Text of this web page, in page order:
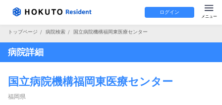
ログイン
トップページ / 病院検索 / 国立病院機構福岡東医療センター
病院詳細
国立病院機構福岡東医療センター
福岡県